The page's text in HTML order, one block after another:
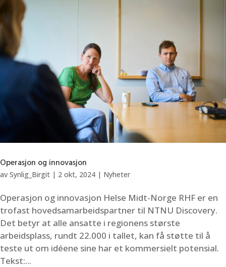
Operasjon og innovasjon
av Synlig_Birgit | 2 okt, 2024 | Nyheter
Operasjon og innovasjon Helse Midt-Norge RHF er en
trofast hovedsamarbeidspartner til NTNU Discovery.
Det betyr at alle ansatte i regionens største
arbeidsplass, rundt 22.000 i tallet, kan få støtte til å
teste ut om idéene sine har et kommersielt potensial.
Tekst:...